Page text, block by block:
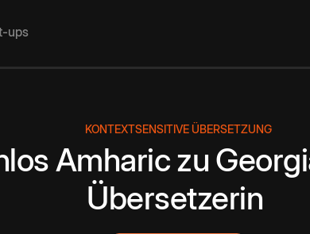
ups
KONTEXTSENSITIVE ÜBERSETZUNG
Amhariczu
Übersetzerin